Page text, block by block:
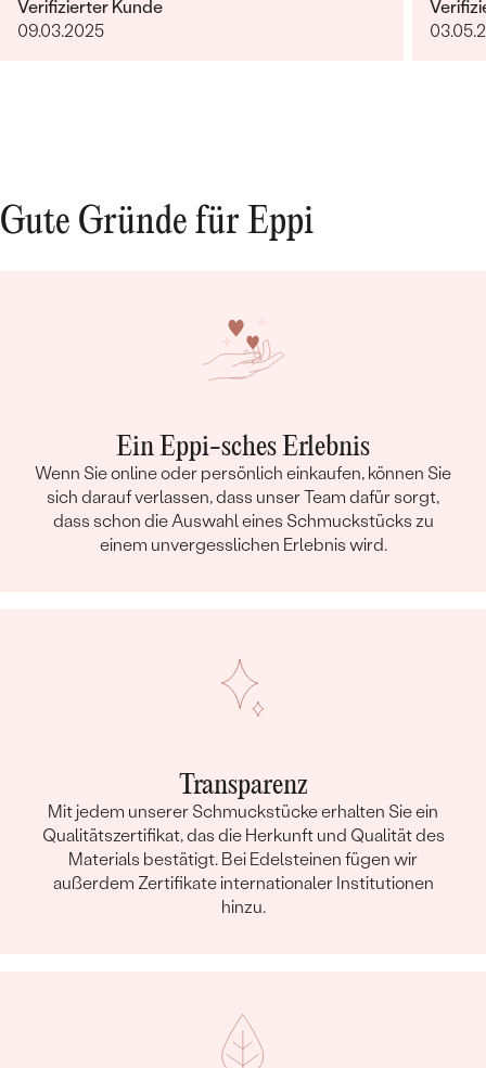
TYP:
ANZAHL:
HERKUNFT:
Im Labor hergestellt
4
0.02 ct
SI
FARBE:
G-H
HERKUNFT:
Im Labor hergestellt
Verifizierter Kunde
09.03.2025
Gute Gründe für Eppi
Ein Eppi-sches Erlebnis
Wenn Sie online oder persönlich einkaufen, können Sie
sich darauf verlassen, dass unser Team dafür sorgt,
dass schon die Auswahl eines Schmuckstücks zu
einem unvergesslichen Erlebnis wird.
Transparenz
Mit jedem unserer Schmuckstücke erhalten Sie ein
Qualitätszertifikat, das die Herkunft und Qualität des
Materials bestätigt. Bei Edelsteinen fügen wir
außerdem Zertifikate internationaler Institutionen
hinzu.